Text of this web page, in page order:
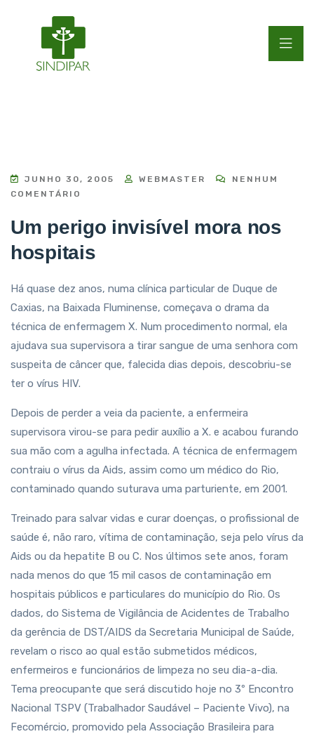
JUNHO 30, 2005 WEBMASTER
NENHUM
COMENTÁRIO
Um perigo invisível mora nos
hospitais
Há quase dez anos, numa clínica particular de Duque de
Caxias, na Baixada Fluminense, começava o drama da
técnica de enfermagem X. Num procedimento normal, ela
ajudava sua supervisora a tirar sangue de uma senhora com
suspeita de câncer que, falecida dias depois, descobriu-se
ter o vírus HIV.
Depois de perder a veia da paciente, a enfermeira
supervisora virou-se para pedir auxílio a X. e acabou furando
sua mão com a agulha infectada. A técnica de enfermagem
contraiu o vírus da Aids, assim como um médico do Rio,
contaminado quando suturava uma parturiente, em 2001.
Treinado para salvar vidas e curar doenças, o profissional de
saúde é, não raro, vítima de contaminação, seja pelo vírus da
Aids ou da hepatite B ou C. Nos últimos sete anos, foram
nada menos do que 15 mil casos de contaminação em
hospitais públicos e particulares do município do Rio. Os
dados, do Sistema de Vigilância de Acidentes de Trabalho
da gerência de DST/AIDS da Secretaria Municipal de Saúde,
revelam o risco ao qual estão submetidos médicos,
enfermeiros e funcionários de limpeza no seu dia-a-dia.
Tema preocupante que será discutido hoje no 3º Encontro
Nacional TSPV (Trabalhador Saudável – Paciente Vivo), na
Fecomércio, promovido pela Associação Brasileira para